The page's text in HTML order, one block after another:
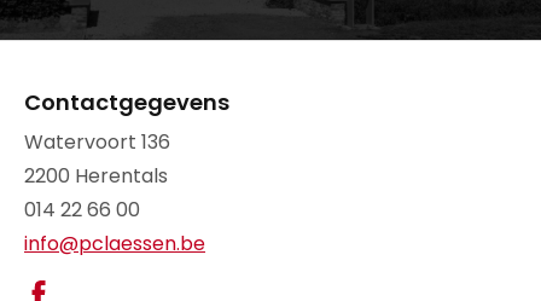
Contactgegevens
Watervoort 136
2200 Herentals
014 22 66 00
info@pclaessen.be